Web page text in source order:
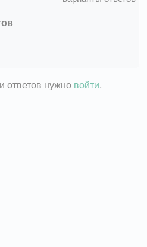
ответов нужно войти.